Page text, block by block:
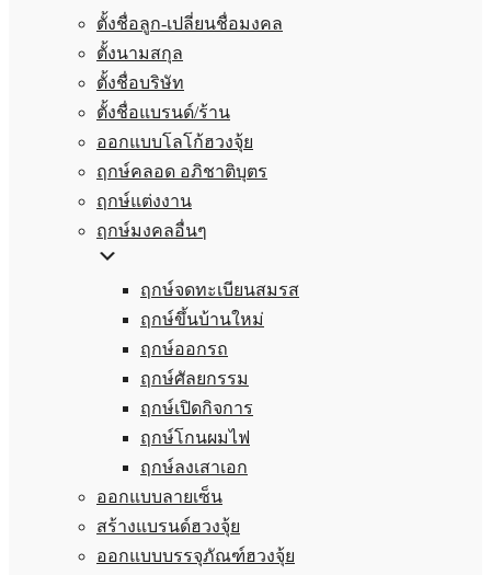
ตั้งชื่อลูก-เปลี่ยนชื่อมงคล
ตั้งนามสกุล
ตั้งชื่อบริษัท
ตั้งชื่อแบรนด์/ร้าน
ออกแบบโลโก้ฮวงจุ้ย
ฤกษ์คลอด อภิชาติบุตร
ฤกษ์แต่งงาน
ฤกษ์มงคลอื่นๆ
ฤกษ์จดทะเบียนสมรส
ฤกษ์ขึ้นบ้านใหม่
ฤกษ์ออกรถ
ฤกษ์ศัลยกรรม
ฤกษ์เปิดกิจการ
ฤกษ์โกนผมไฟ
ฤกษ์ลงเสาเอก
ออกแบบลายเซ็น
สร้างแบรนด์ฮวงจุ้ย
ออกแบบบรรจุภัณฑ์ฮวงจุ้ย